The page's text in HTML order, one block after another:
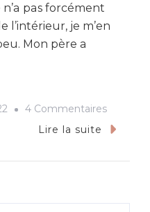
pas forcément
l’intérieur, je m’en
Mon père a
4 CommentairesSur
Une
Lire la suite